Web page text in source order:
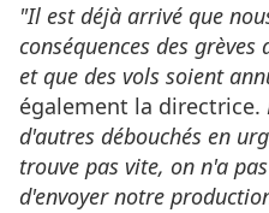
"Il est déjà arrivé que
conséquences des
et que des vols soient
également la directrice.
d'autres débouchés en
trouve pas vite, on n'a
d'envoyer notre